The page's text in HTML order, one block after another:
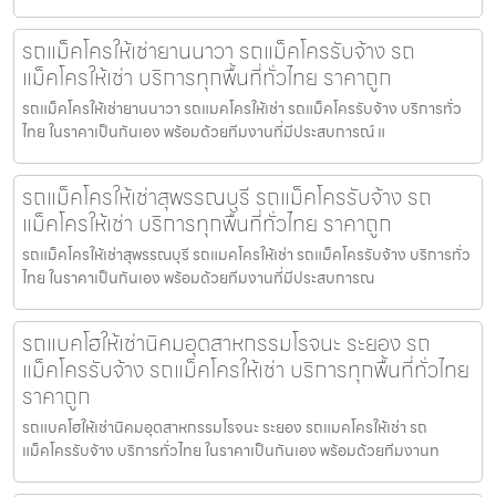
รถแม็คโครให้เช่ายานนาวา รถแม็คโครรับจ้าง รถ
แม็คโครให้เช่า บริการทุกพื้นที่ทั่วไทย ราคาถูก
รถแม็คโครให้เช่ายานนาวา รถแมคโครให้เช่า รถแม็คโครรับจ้าง บริการทั่ว
ไทย ในราคาเป็นกันเอง พร้อมด้วยทีมงานที่มีประสบการณ์ แ
รถแม็คโครให้เช่าสุพรรณบุรี รถแม็คโครรับจ้าง รถ
แม็คโครให้เช่า บริการทุกพื้นที่ทั่วไทย ราคาถูก
รถแม็คโครให้เช่าสุพรรณบุรี รถแมคโครให้เช่า รถแม็คโครรับจ้าง บริการทั่ว
ไทย ในราคาเป็นกันเอง พร้อมด้วยทีมงานที่มีประสบการณ
รถแบคโฮให้เช่านิคมอุตสาหกรรมโรจนะ ระยอง รถ
แม็คโครรับจ้าง รถแม็คโครให้เช่า บริการทุกพื้นที่ทั่วไทย
ราคาถูก
รถแบคโฮให้เช่านิคมอุตสาหกรรมโรจนะ ระยอง รถแมคโครให้เช่า รถ
แม็คโครรับจ้าง บริการทั่วไทย ในราคาเป็นกันเอง พร้อมด้วยทีมงานท